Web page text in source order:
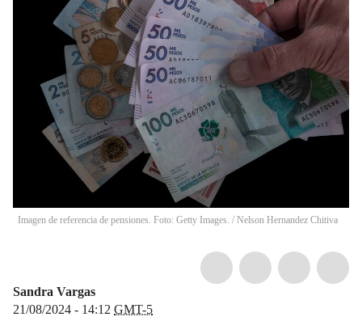
Imagen de referencia de pensiones. Foto: Getty Images. / Nelson Hernandez Chitiva
Sandra Vargas
21/08/2024 - 14:12 GMT-5